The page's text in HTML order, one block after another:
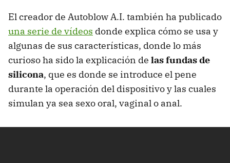
El creador de Autoblow A.I. también ha publicado
una serie de vídeos donde explica cómo se usa y
algunas de sus características, donde lo más
curioso ha sido la explicación de las fundas de
silicona, que es donde se introduce el pene
durante la operación del dispositivo y las cuales
simulan ya sea sexo oral, vaginal o anal.